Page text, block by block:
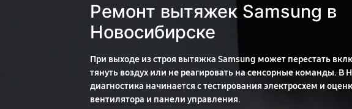
Ремонт вытяжек Samsung в
Новосибирске
При выходе из строя вытяжка Samsung может перестать
тянуть воздух или не реагировать на сенсорные команды. В
диагностика начинается с тестирования электросхем и
вентилятора и панели управления.